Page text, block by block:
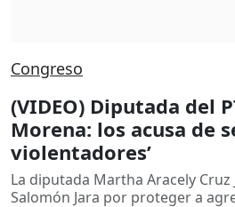
Congreso
(VIDEO) Diputada del
Morena: los acusa de
violentadores’
La diputada Martha Aracely Cruz
Salomón Jara por proteger a